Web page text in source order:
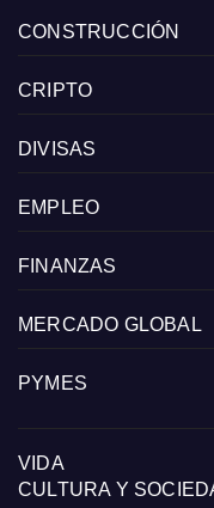
CONSTRUCCIÓN
CRIPTO
DIVISAS
EMPLEO
FINANZAS
MERCADO GLOBAL
PYMES
VIDA
CULTURA Y